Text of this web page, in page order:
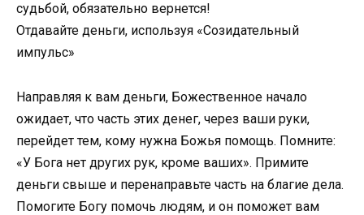
судьбой, обязательно вернется!
Отдавайте деньги, используя «Созидательный
импульс»
Направляя к вам деньги, Божественное начало
ожидает, что часть этих денег, через ваши руки,
перейдет тем, кому нужна Божья помощь. Помните:
«У Бога нет других рук, кроме ваших». Примите
деньги свыше и перенаправьте часть на благие дела.
Помогите Богу помочь людям, и он поможет вам